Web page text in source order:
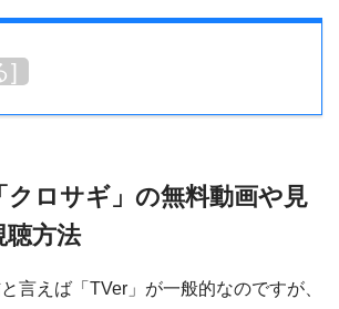
]
クロサギ」の無料動画や見
聴方法
言えば「TVer」が一般的なのですが、